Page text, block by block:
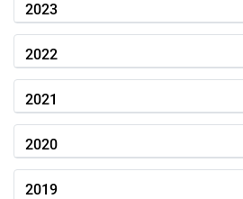
2023
2022
2021
2020
2019